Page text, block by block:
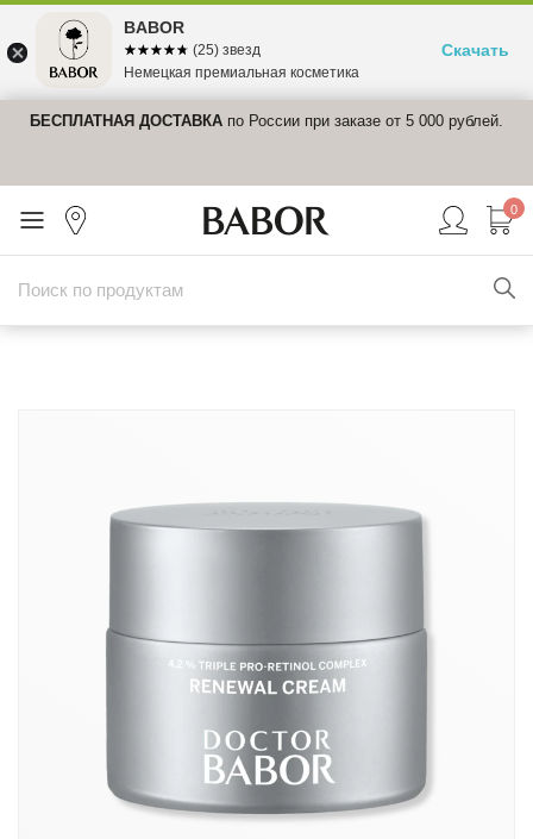
БЕСПЛАТНАЯ ДОСТАВКА по России при заказе от 5 000 рублей.
0
BABOR
☆☆☆☆☆
★★★★★ (25) звезд
Немецкая премиальная косметика
Скачать